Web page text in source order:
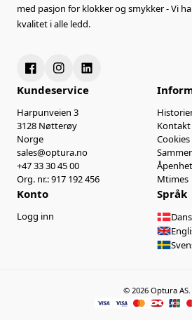
med pasjon for klokker og smykker - Vi
kvalitet i alle ledd.
Kundeservice
Harpunveien 3
3128 Nøtterøy
Norge
sales@optura.no
+47 33 30 45 00
Org. nr.: 917 192 456
Kontakt
Cookies
Mtimes
Konto
Logg inn
Språk
© 2026 Optura AS.